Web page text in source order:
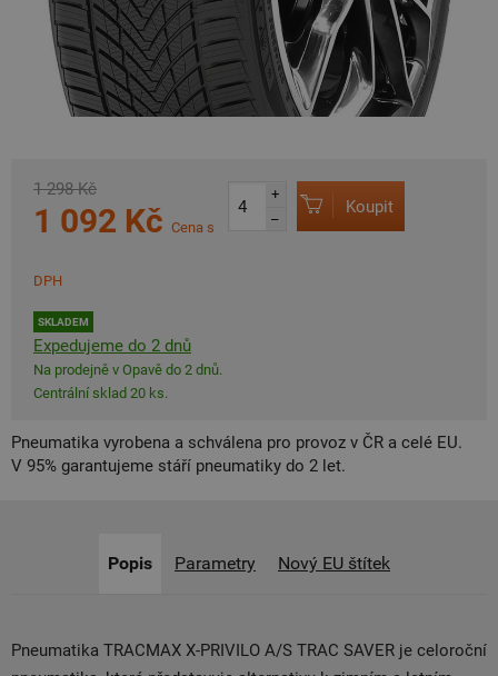
1 298 Kč
1 092 Kč Cena s
DPH
SKLADEM
Expedujeme do 2 dnů
Na prodejně v Opavě do 2 dnů.
Centrální sklad 20 ks.
+
–
Koupit
Pneumatika vyrobena a schválena pro provoz v ČR a celé EU.
V 95% garantujeme stáří pneumatiky do 2 let.
Popis Parametry Nový EU štítek
Pneumatika TRACMAX X-PRIVILO A/S TRAC SAVER je celoroční